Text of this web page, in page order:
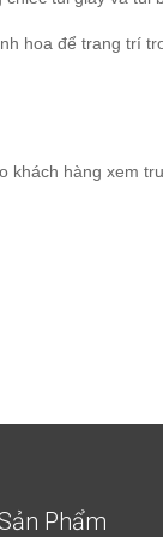
hoa để trang trí
khách hàng xem
Phẩm